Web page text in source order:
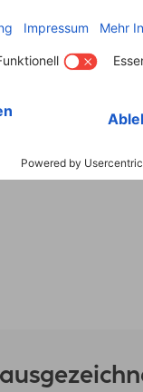
wir keine
vorbehalten.